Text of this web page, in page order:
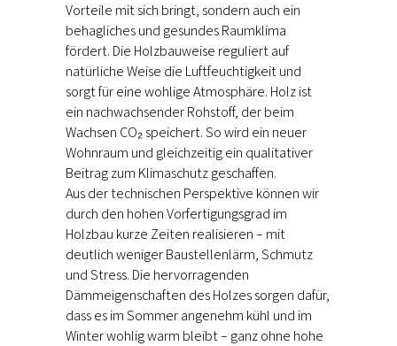
Vorteile mit sich bringt, sondern auch ein
behagliches und gesundes Raumklima
fördert. Die Holzbauweise reguliert auf
natürliche Weise die Luftfeuchtigkeit und
sorgt für eine wohlige Atmosphäre. Holz ist
ein nachwachsender Rohstoff, der beim
Wachsen CO₂ speichert. So wird ein neuer
Wohnraum und gleichzeitig ein qualitativer
Beitrag zum Klimaschutz geschaffen.
Aus der technischen Perspektive können wir
durch den hohen Vorfertigungsgrad im
Holzbau kurze Zeiten realisieren – mit
deutlich weniger Baustellenlärm, Schmutz
und Stress. Die hervorragenden
Dämmeigenschaften des Holzes sorgen dafür,
dass es im Sommer angenehm kühl und im
Winter wohlig warm bleibt – ganz ohne hohe